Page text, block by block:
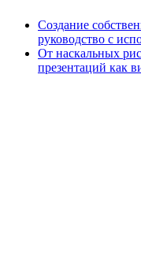
Создание
руководство с
От наскальных
презентаций как